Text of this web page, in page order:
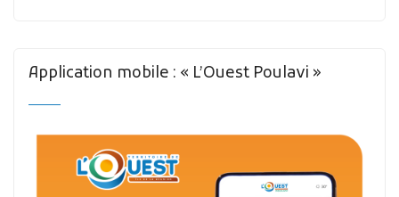
Application mobile : « L’Ouest Poulavi »